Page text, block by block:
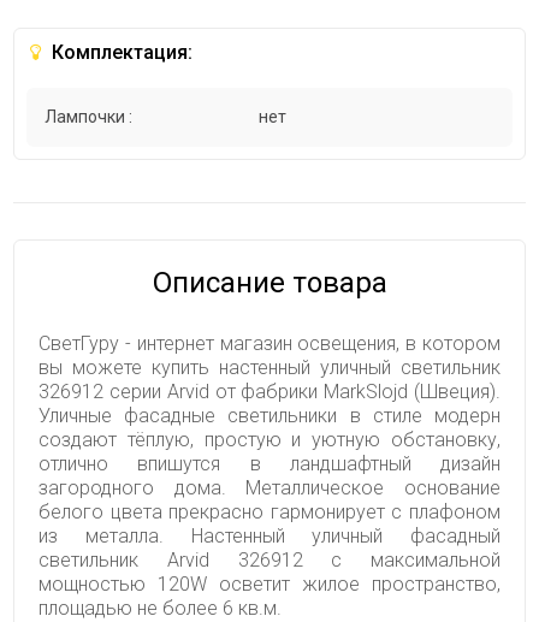
Комплектация:
Лампочки : нет
Описание товара
СветГуру - интернет магазин освещения, в котором
вы можете купить настенный уличный светильник
326912 серии Arvid от фабрики MarkSlojd (Швеция).
Уличные фасадные светильники в стиле модерн
создают тёплую, простую и уютную обстановку,
отлично впишутся в ландшафтный дизайн
загородного дома. Металлическое основание
белого цвета прекрасно гармонирует с плафоном
из металла. Настенный уличный фасадный
светильник Arvid 326912 с максимальной
мощностью 120W осветит жилое пространство,
площадью не более 6 кв.м.